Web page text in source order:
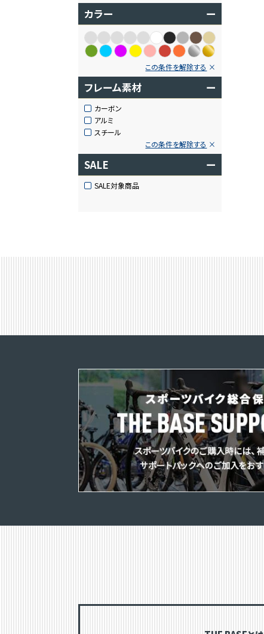
カラー ー
この条件を解除する
フレーム素材 ー
カーボン
アルミ
スチール
この条件を解除する
SALE ー
SALE対象商品